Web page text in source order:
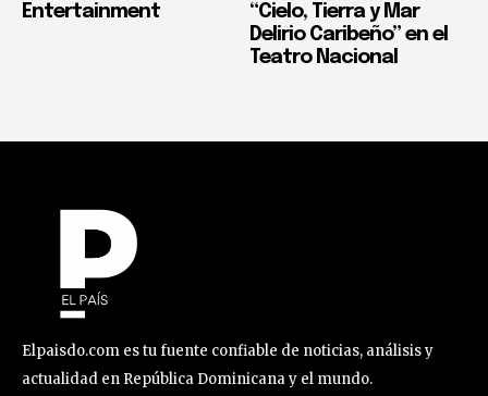
Entertainment
“Cielo, Tierra y Mar
Delirio Caribeño” en el
Teatro Nacional
Elpaisdo.com es tu fuente confiable de noticias, análisis y
actualidad en República Dominicana y el mundo.